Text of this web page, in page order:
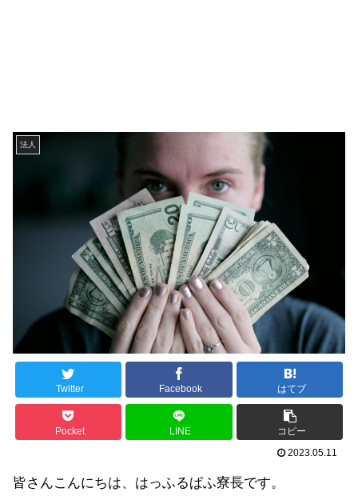
法人
Twitter Facebook はてブ
Pocket LINE
コピー
2023.05.11
皆さんこんにちは、はっふるぱふ寮長です。